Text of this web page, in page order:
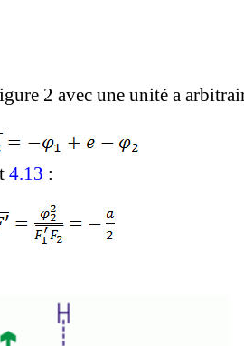
2 avec une unité a
4.13 :